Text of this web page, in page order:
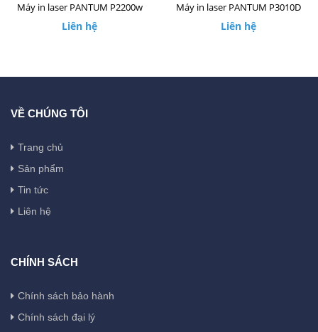
Máy in laser PANTUM P2200w
Liên hệ
Máy in laser PANTUM P3010D
Liên hệ
VỀ CHÚNG TÔI
Trang chủ
Sản phẩm
Tin tức
Liên hệ
CHÍNH SÁCH
Chính sách bảo hành
Chính sách đại lý